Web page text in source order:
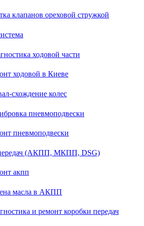
клапанов ореховой стружкой
ходовой части
ходовой в Киеве
схождение колес
пневмоподвески
пневмоподвески
(АКПП, МКПП, DSG)
акпп
масла в АКПП
и ремонт коробки передач